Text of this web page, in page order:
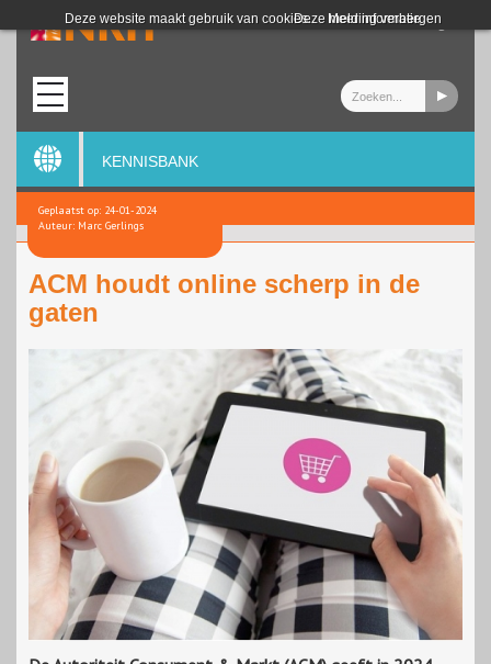
Deze website maakt gebruik van cookies. Meer informatie
Deze melding verbergen
Login
KENNISBANK
Geplaatst op: 24-01-2024
Auteur: Marc Gerlings
ACM houdt online scherp in de
gaten